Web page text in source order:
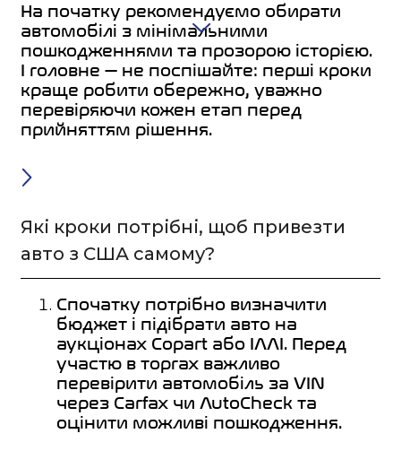
На початку рекомендуємо обирати
автомобілі з мінімальними
пошкодженнями та прозорою історією.
І головне — не поспішайте: перші кроки
краще робити обережно, уважно
перевіряючи кожен етап перед
прийняттям рішення.
Які кроки потрібні, щоб привезти
авто з США самому?
Спочатку потрібно визначити
бюджет і підібрати авто на
аукціонах Copart або IAAI. Перед
участю в торгах важливо
перевірити автомобіль за VIN
через Carfax чи AutoCheck та
оцінити можливі пошкодження.